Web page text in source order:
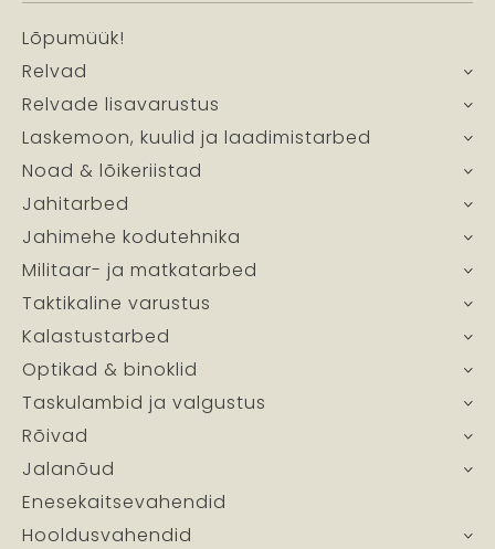
Lõpumüük!
Relvad
Relvade lisavarustus
Laskemoon, kuulid ja laadimistarbed
Noad & lõikeriistad
Jahitarbed
Jahimehe kodutehnika
Militaar- ja matkatarbed
Taktikaline varustus
Kalastustarbed
Optikad & binoklid
Taskulambid ja valgustus
Rõivad
Jalanõud
Enesekaitsevahendid
Hooldusvahendid